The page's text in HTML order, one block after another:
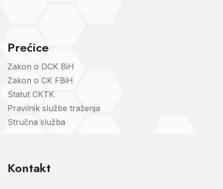
Prećice
Zakon o DCK BiH
Zakon o CK FBiH
Statut CKTK
Pravilnik službe traženja
Stručna služba
Kontakt